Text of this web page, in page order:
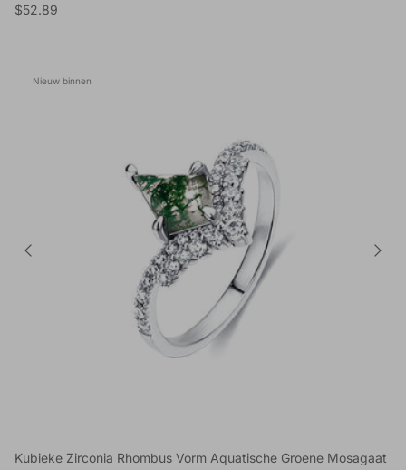
Reguliere prijs
$52.89
Nieuw binnen
Kubieke Zirconia Rhombus Vorm Aquatische Groene Mosagaat